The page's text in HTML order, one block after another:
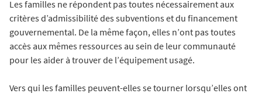
Les familles ne répondent pas toutes nécessairement aux
critères d’admissibilité des subventions et du financement
gouvernemental. De la même façon, elles n’ont pas toutes
accès aux mêmes ressources au sein de leur communauté
pour les aider à trouver de l’équipement usagé.
Vers qui les familles peuvent-elles se tourner lorsqu’elles ont